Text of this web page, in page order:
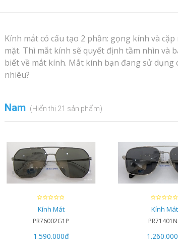
Kính mắt có cấu tạo 2 phần: gọng kính và
mặt. Thì mắt kính sẽ quyết định tầm nhìn và
biết về mắt kính. Mắt kính bạn đang sử
nhiêu?
Nam (Hiển thị 21 sản phẩm)
Kính Mát
PR76002G1P
1.590.000đ
Kính Mát
1.260.000